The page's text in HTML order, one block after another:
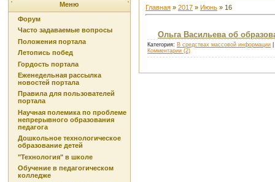
Меню
Форум
Часто задаваемые вопросы
Положения портала
Летопись побед
Гордость портала
Еженедельная рассылка
новостей портала
Правила для пользователей
портала
Научная полемика по проблеме
непрерывного образования
педагога
Дошкольное технологическое
образование детей
"Технология" в школе
Обучение в педагогическом
колледже
Главная » 2017 » Июнь » 16
Ольга Васильева об
Категория: В средствах массовой информации
Комментарии (2)